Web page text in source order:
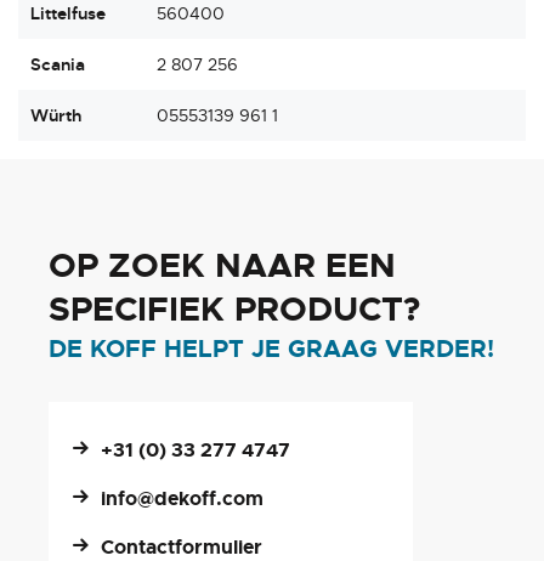
Littelfuse 560400
Scania 2 807 256
Würth 05553139 961 1
OP ZOEK NAAR EEN
SPECIFIEK PRODUCT?
DE KOFF HELPT JE GRAAG VERDER!
+31 (0) 33 277 4747
info@dekoff.com
Contactformulier